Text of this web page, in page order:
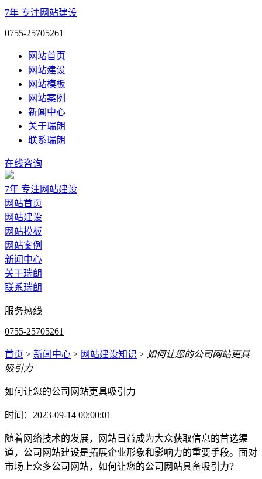
7年 专注网站建设
0755-25705261
网站首页
网站建设
网站模板
网站案例
新闻中心
关于瑞朗
联系瑞朗
在线咨询
7年 专注网站建设
网站首页
网站建设
网站模板
网站案例
新闻中心
关于瑞朗
联系瑞朗
服务热线
0755-25705261
首页 > 新闻中心 > 网站建设知识 > 如何让您的公司网站更具
吸引力
如何让您的公司网站更具吸引力
时间：2023-09-14 00:00:01
随着网络技术的发展，网站日益成为大众获取信息的首选渠
道，公司网站建设是拓展企业形象和影响力的重要手段。面对
市场上众多公司网站，如何让您的公司网站具备吸引力？